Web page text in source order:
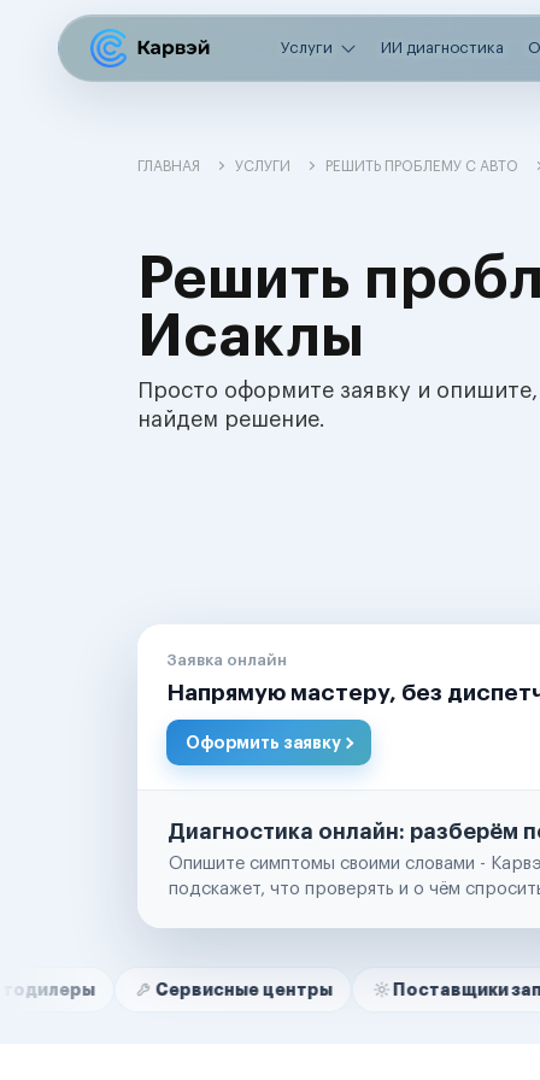
Услуги ИИ диагностика
ГЛАВНАЯ УСЛУГИ РЕШИТЬ ПРОБЛЕМУ С АВТО
Решить
Исаклы
Просто оформите заявку и
найдем решение.
Заявка онлайн
Напрямую мастеру, без
Оформить заявку
Диагностика онлайн: разберём
Опишите симптомы своими словами -
подскажет, что проверять и о чём
Нам доверяют
Сервисные центры Поставщики запчастей
Маркетплейсы